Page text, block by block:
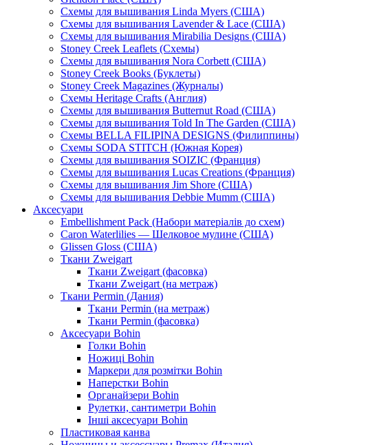
Схемы для вышивания Linda Myers (США)
Схемы для вышивания Lavender & Lace (США)
Схемы для вышивания Mirabilia Designs (США)
Stoney Creek Leaflets (Схемы)
Схемы для вышивания Nora Corbett (США)
Stoney Creek Books (Буклеты)
Stoney Creek Magazines (Журналы)
Схемы Heritage Crafts (Англия)
Схемы для вышивания Butternut Road (США)
Схемы для вышивания Told In The Garden (США)
Схемы BELLA FILIPINA DESIGNS (Филиппины)
Схемы SODA STITCH (Южная Корея)
Схемы для вышивания SOIZIC (Франция)
Схемы для вышивания Lucas Creations (Франция)
Схемы для вышивания Jim Shore (США)
Схемы для вышивания Debbie Mumm (США)
Аксесуари
Embellishment Pack (Набори матеріалів до схем)
Caron Waterlilies — Шелковое мулине (США)
Glissen Gloss (США)
Ткани Zweigart
Ткани Zweigart (фасовка)
Ткани Zweigart (на метраж)
Ткани Permin (Дания)
Ткани Permin (на метраж)
Ткани Permin (фасовка)
Аксесуари Bohin
Голки Bohin
Ножиці Bohin
Маркери для розмітки Bohin
Наперстки Bohin
Органайзери Bohin
Рулетки, сантиметри Bohin
Інші аксесуари Bohin
Пластиковая канва